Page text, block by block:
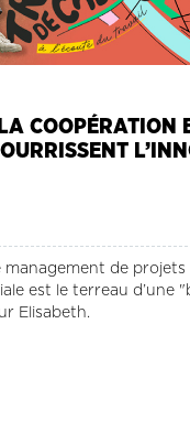
COOPÉRATION
management de projets
est le terreau d’une
Elisabeth.